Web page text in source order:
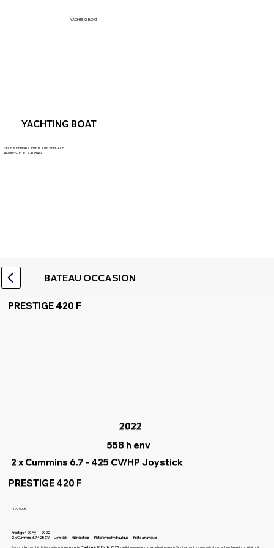
YACHTING BOAT
YACHTING BOAT
NEUE & GEBRAUCHTE BOOTE VERKAUF
ANTIBES - PORT VAUBAN
BATEAU OCCASION
PRESTIGE 420 F
558 h env
2022
2 x Cummins 6.7 - 425 CV/HP Joystick
PRESTIGE 420 F
499 000€
Prestige 420 Fly — 2022
2 x Cummins 6.7 425 CV — Joystick — Générateur — Plateforme hydraulique — Prête à naviguer
Rare sur le marché de l’occasion récente, cettePrestige 420 Fly de 2022se distingue par son excellent niveau d’équipement, sa motorisation recherchée et son état prêt